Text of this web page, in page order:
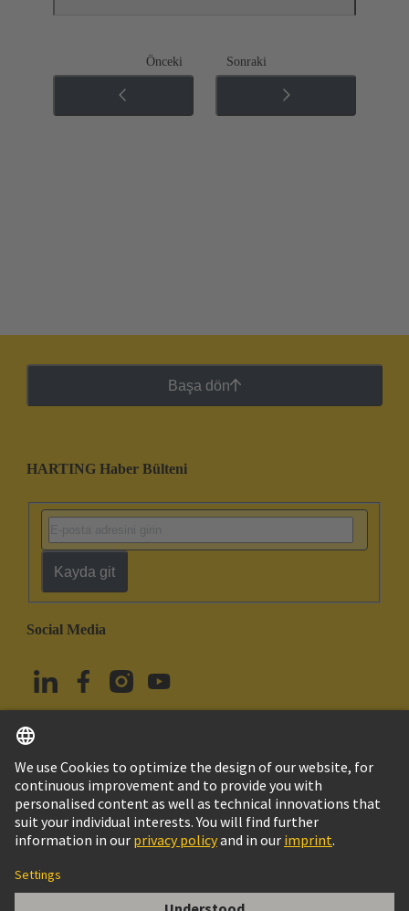
Önceki Sonraki
Başa dön
HARTING Haber Bülteni
Kayda git
Social Media
Türkiye Türkçe
© HARTING Technology Group
Imprint